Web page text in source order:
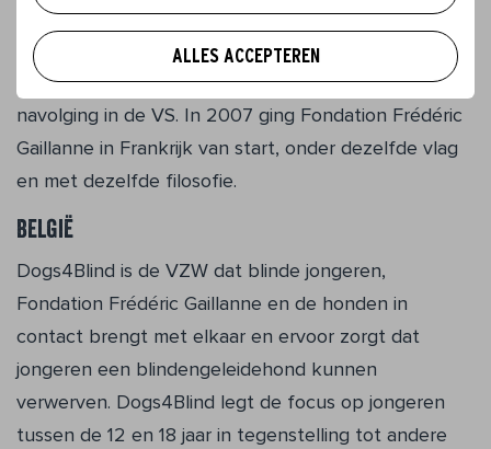
ALLES ACCEPTEREN
blindengeleidehonden op­geleid in Canada alleen,
zonder overheids­steun. Het initiatief kan op
internationale bewondering rekenen en kreeg
navolging in de VS. In 2007 ging Fondation Frédéric
Gaillanne in Frankrijk van start, onder de­zelfde vlag
en met dezelfde filosofie.
België
Dogs4Blind is de VZW dat blinde jongeren,
Fondation Frédéric Gaillanne en de hon­den in
contact brengt met elkaar en ervoor zorgt dat
jongeren een blindengeleide­hond kunnen
verwerven. Dogs4Blind legt de focus op jongeren
tussen de 12 en 18 jaar in tegenstelling tot andere